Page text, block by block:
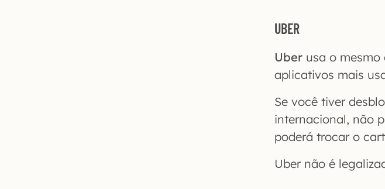
UBER
Uber usa o
aplicativos mais
Se você tiver
internacional, não
poderá trocar o
Uber não é